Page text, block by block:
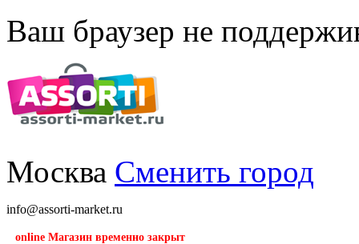
Ваш браузер не
Москва Сменить город
info@assorti-market.ru
online Магазин временно закрыт